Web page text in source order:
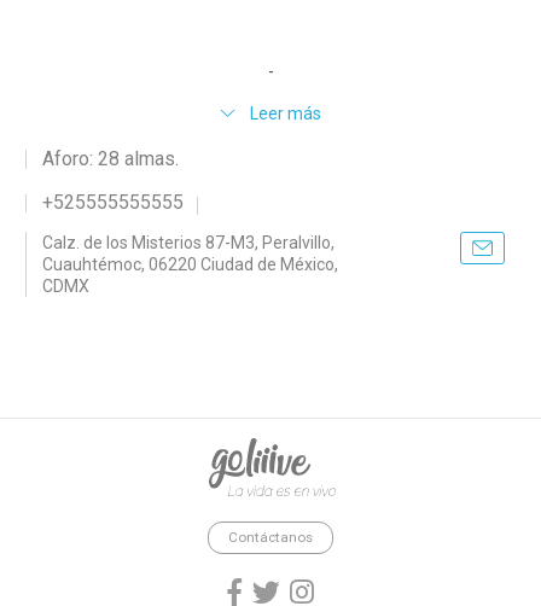
-
Leer más
Aforo: 28 almas.
+525555555555
Calz. de los Misterios 87-M3, Peralvillo,
Cuauhtémoc, 06220 Ciudad de México,
CDMX
goliiive - La vida es en vivo.
Contáctanos